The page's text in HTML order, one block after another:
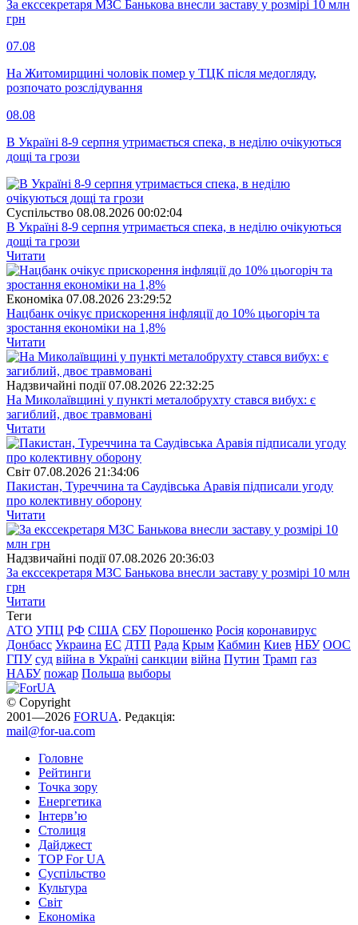
За екссекретаря МЗС Банькова внесли заставу у розмірі 10 млн
грн
07.08
На Житомирщині чоловік помер у ТЦК після медогляду,
розпочато розслідування
08.08
В Україні 8-9 серпня утримається спека, в неділю очікуються
дощі та грози
Суспiльство 08.08.2026 00:02:04
В Україні 8-9 серпня утримається спека, в неділю очікуються
дощі та грози
Читати
Економіка 07.08.2026 23:29:52
Нацбанк очікує прискорення інфляції до 10% цьогоріч та
зростання економіки на 1,8%
Читати
Надзвичайні події 07.08.2026 22:32:25
На Миколаївщині у пункті металобрухту стався вибух: є
загиблий, двоє травмовані
Читати
Свiт 07.08.2026 21:34:06
Пакистан, Туреччина та Саудівська Аравія підписали угоду
про колективну оборону
Читати
Надзвичайні події 07.08.2026 20:36:03
За екссекретаря МЗС Банькова внесли заставу у розмірі 10 млн
грн
Читати
Теги
АТО УПЦ РФ США СБУ Порошенко Росія коронавирус
Донбасс Украина ЕС ДТП Рада Крым Кабмин Киев НБУ ООС
ГПУ суд війна в Україні санкции війна Путин Трамп газ
НАБУ пожар Польша выборы
© Copyright
2001—2026 FORUA. Редакція:
mail@for-ua.com
Головне
Рейтинги
Точка зору
Енергетика
Інтерв’ю
Столиця
Дайджест
TOP For UA
Суспiльство
Культура
Світ
Економіка